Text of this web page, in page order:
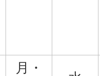
月・